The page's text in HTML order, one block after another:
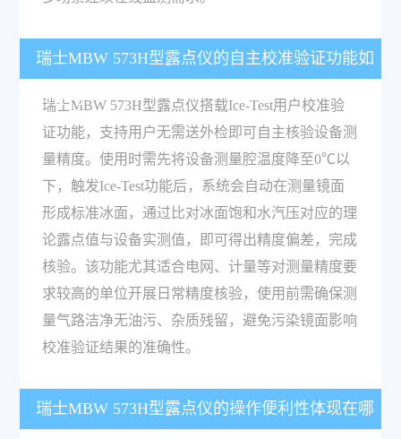
瑞士MBW 573H型露点仪的自主校准验证功能如
何使用？
瑞士MBW 573H型露点仪搭载Ice-Test用户校准验
证功能，支持用户无需送外检即可自主核验设备测
量精度。使用时需先将设备测量腔温度降至0℃以
下，触发Ice-Test功能后，系统会自动在测量镜面
形成标准冰面，通过比对冰面饱和水汽压对应的理
论露点值与设备实测值，即可得出精度偏差，完成
核验。该功能尤其适合电网、计量等对测量精度要
求较高的单位开展日常精度核验，使用前需确保测
量气路洁净无油污、杂质残留，避免污染镜面影响
校准验证结果的准确性。
瑞士MBW 573H型露点仪的操作便利性体现在哪